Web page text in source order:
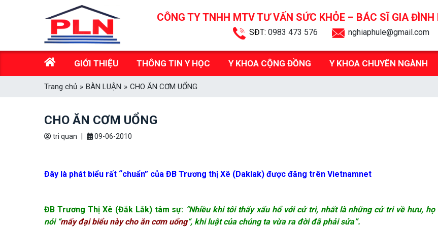
CÔNG TY TNHH MTV TƯ VẤN SỨC KHỎE – BÁC SĨ GIA ĐÌNH
SĐT: 0983 473 576 nghiaphule@gmail.com
GIỚI THIỆU THÔNG TIN Y HỌC Y KHOA CỘNG ĐỒNG Y KHOA CHUYÊN NGÀNH
Trang chủ » BÀN LUẬN » CHO ĂN CƠM UỔNG
CHO ĂN CƠM UỔNG
tri quan 09-06-2010
Đây là phát biểu rất “chuẩn” của ĐB Trương thị Xê (Daklak) được đăng trên Vietnamnet
ĐB Trương Thị Xê (Đắk Lắk) tâm sự: “Nhiều khi tôi thấy xấu hổ với cử tri, nhất là những cử tri về hưu, họ
nói “mấy đại biểu này cho ăn cơm uổng“, khi luật của chúng ta vừa ra đời đã phải sửa”.